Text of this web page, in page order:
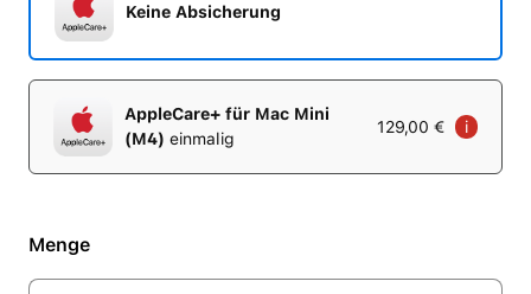
Keine Absicherung
AppleCare+ für Mac Mini
(M4) einmalig
129,00 € i
Menge